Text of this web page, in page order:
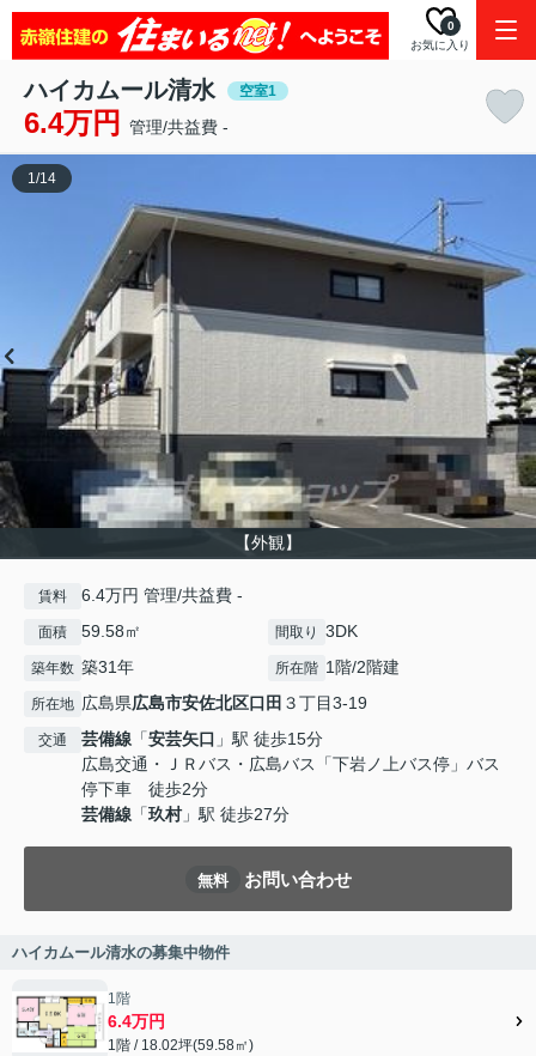
お気に入り
0
ハイカムール清水 空室1
6.4万円 管理/共益費 -
【外観】
1/14
賃料 6.4万円 管理/共益費 -
面積 59.58㎡ 間取り 3DK
築年数 築31年 所在階 1階/2階建
所在地 広島県広島市安佐北区口田 ３丁目3-19
交通 芸備線 「安芸矢口 」駅 徒歩15分
広島交通・ＪＲバス・広島バス「下岩ノ上バス停」バス
停下車 徒歩2分
芸備線 「玖村」駅 徒歩27分
無料 お問い合わせ
ハイカムール清水の募集中物件
1階
6.4万円
1階 / 18.02坪(59.58㎡)